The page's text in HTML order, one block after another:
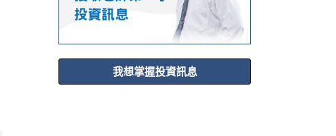
我想掌握投資訊息